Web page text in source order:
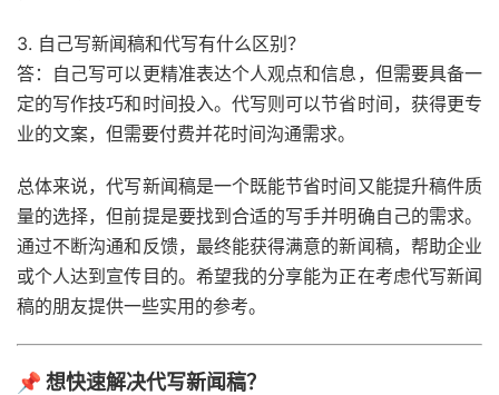
3. 自己写新闻稿和代写有什么区别？
答：自己写可以更精准表达个人观点和信息，但需要具备一
定的写作技巧和时间投入。代写则可以节省时间，获得更专
业的文案，但需要付费并花时间沟通需求。
总体来说，代写新闻稿是一个既能节省时间又能提升稿件质
量的选择，但前提是要找到合适的写手并明确自己的需求。
通过不断沟通和反馈，最终能获得满意的新闻稿，帮助企业
或个人达到宣传目的。希望我的分享能为正在考虑代写新闻
稿的朋友提供一些实用的参考。
📌 想快速解决代写新闻稿？